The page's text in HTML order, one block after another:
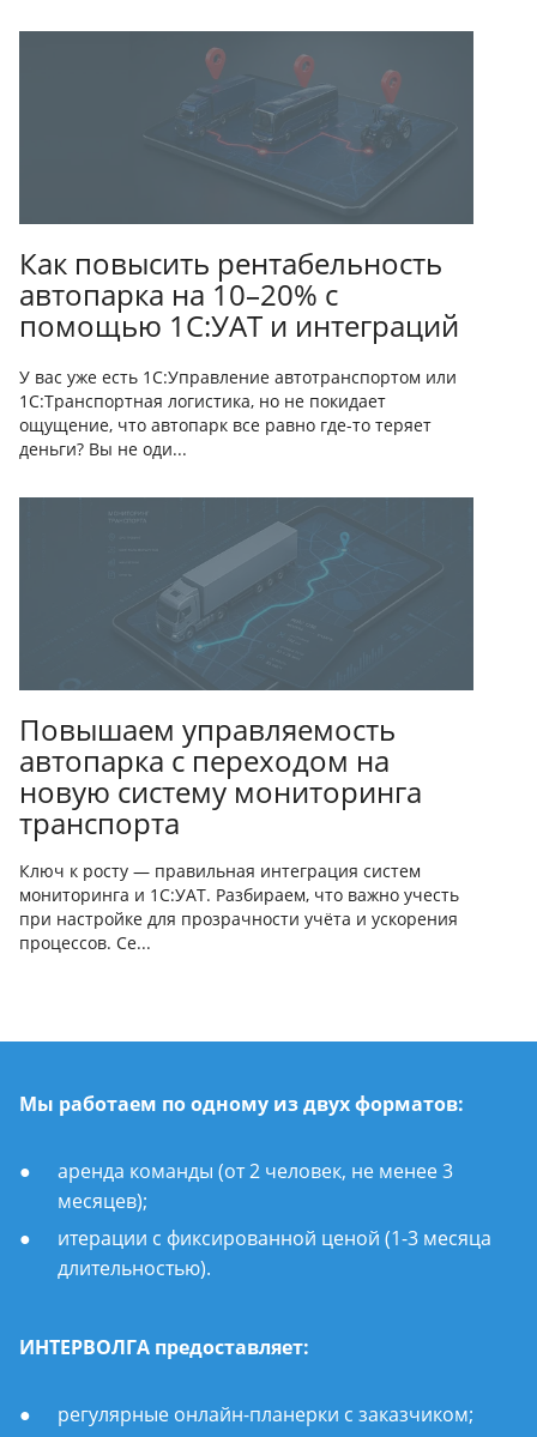
Как повысить рентабельность
автопарка на 10–20% с
помощью 1С:УАТ и интеграций
У вас уже есть 1С:Управление автотранспортом или
1С:Транспортная логистика, но не покидает
ощущение, что автопарк все равно где-то теряет
деньги? Вы не оди...
Повышаем управляемость
автопарка с переходом на
новую систему мониторинга
транспорта
Ключ к росту — правильная интеграция систем
мониторинга и 1С:УАТ. Разбираем, что важно учесть
при настройке для прозрачности учёта и ускорения
процессов. Се...
Мы работаем по одному из двух форматов:
аренда команды (от 2 человек, не менее 3
месяцев);
итерации с фиксированной ценой (1-3 месяца
длительностью).
ИНТЕРВОЛГА предоставляет:
регулярные онлайн-планерки с заказчиком;